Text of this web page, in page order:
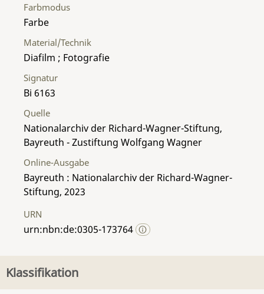
Material/Technik
Diafilm ; Fotografie
Farbmodus
Farbe
Signatur
Bi 6163
Quelle
Nationalarchiv der Richard-Wagner-Stiftung,
Bayreuth - Zustiftung Wolfgang Wagner
Online-Ausgabe
Bayreuth : Nationalarchiv der Richard-Wagner-
Stiftung, 2023
URN
urn:nbn:de:0305-173764
Klassifikation